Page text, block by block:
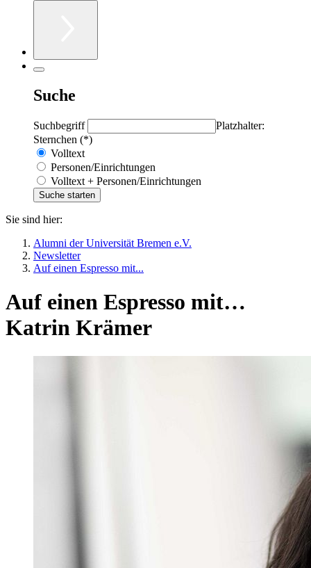
Suche
Suchbegriff
Platzhalter:
Sternchen (*)
Volltext
Personen/Einrichtungen
Volltext + Personen/Einrichtungen
Sie sind hier:
Alumni der Universität Bremen e.V.
Newsletter
Auf einen Espresso mit...
Auf einen Espresso mit…
Katrin Krämer